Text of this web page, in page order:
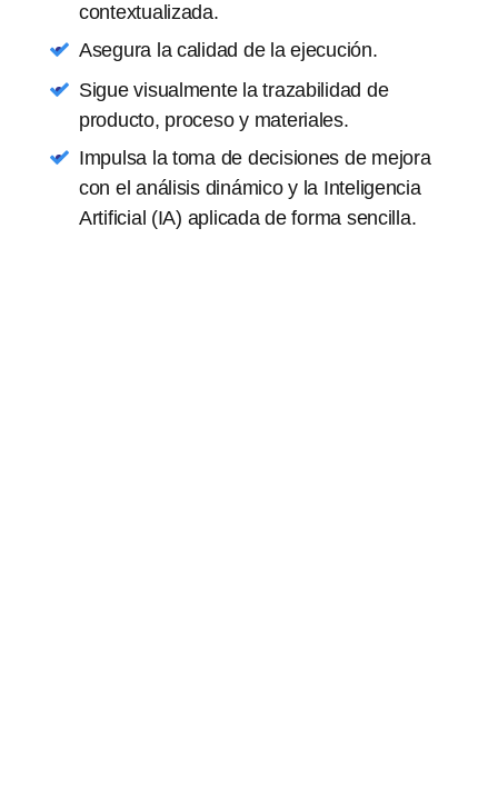
contextualizada.
Asegura la calidad de la ejecución.
Sigue visualmente la trazabilidad de
producto, proceso y materiales.
Impulsa la toma de decisiones de mejora
con el análisis dinámico y la Inteligencia
Artificial (IA) aplicada de forma sencilla.